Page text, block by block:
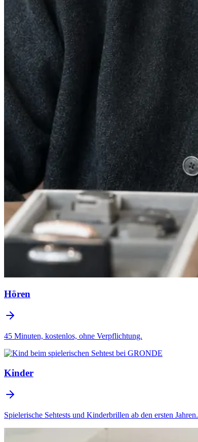
Hören
45 Minuten, kostenlos, ohne Verpflichtung.
Kinder
Spielerische Sehtests und Kinderbrillen ab den ersten Jahren.